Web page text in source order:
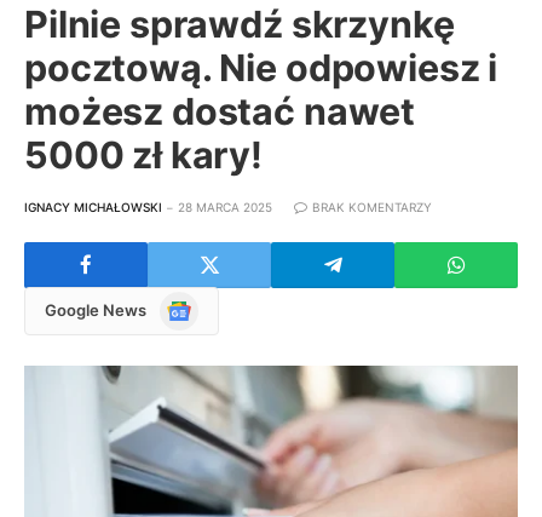
Pilnie sprawdź skrzynkę
pocztową. Nie odpowiesz i
możesz dostać nawet
5000 zł kary!
IGNACY MICHAŁOWSKI 28 MARCA 2025 BRAK KOMENTARZY
Google News
Google